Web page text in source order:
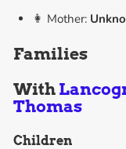
👩 Mother:
Families
With
Thomas
Children